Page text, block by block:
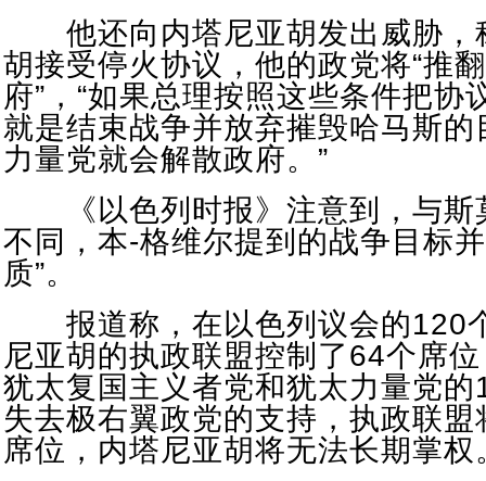
他还向内塔尼亚胡发出威胁，
胡接受停火协议，他的政党将“推
府”，“如果总理按照这些条件把协
就是结束战争并放弃摧毁哈马斯
力量党就会解散政府。”
《以色列时报》注意到，与斯
不同，本-格维尔提到的战争目标
质”。
报道称，在以色列议会的120
尼亚胡的执政联盟控制了64个席
犹太复国主义者党和犹太力量党
失去极右翼政党的支持，执政联
席位，内塔尼亚胡将无法长期掌权